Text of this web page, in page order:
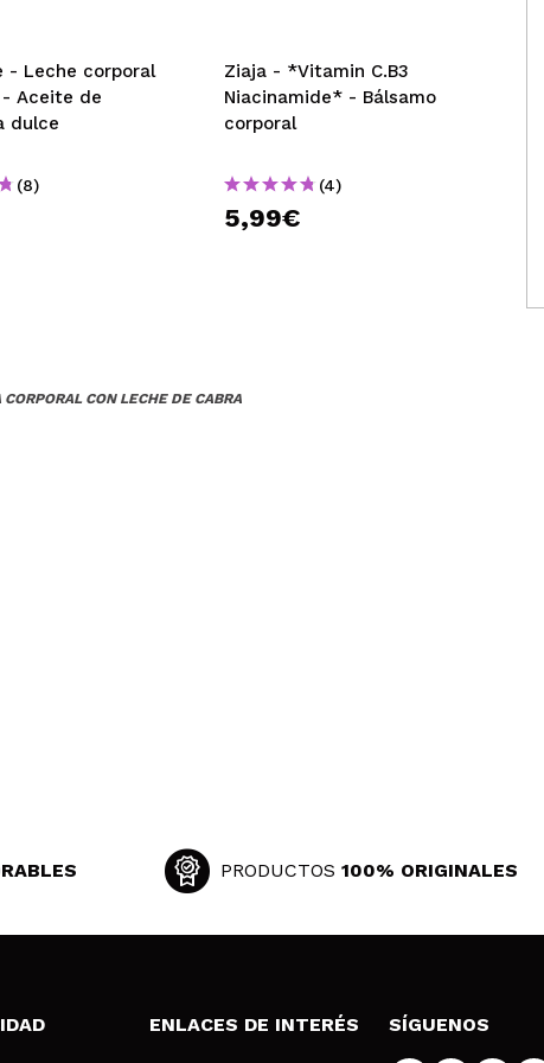
- Leche corporal
Aceite de
dulce
(8)
Ziaja - *Vitamin C.B3
Niacinamide* - Bálsamo
corporal
(4)
5,99€
CON LECHE DE CABRA
PRODUCTOS 100% ORIGINALES
ENLACES DE INTERÉS SÍGUENOS